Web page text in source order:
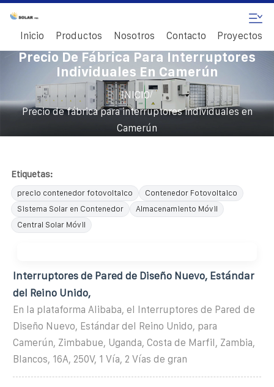
Inicio Productos Nosotros Contacto Proyectos
Precio De Fábrica Para Interruptores
Individuales En Camerún
INICIO/
Precio de fábrica para interruptores individuales en
Camerún
Etiquetas:
precio contenedor fotovoltaico
Contenedor Fotovoltaico
Sistema Solar en Contenedor
Almacenamiento Móvil
Central Solar Móvil
Interruptores de Pared de Diseño Nuevo, Estándar
del Reino Unido,
En la plataforma Alibaba, el Interruptores de Pared de
Diseño Nuevo, Estándar del Reino Unido, para
Camerún, Zimbabue, Uganda, Costa de Marfil, Zambia,
Blancos, 16A, 250V, 1 Vía, 2 Vías de gran